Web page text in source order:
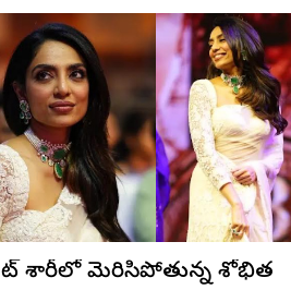
శారీలో మెరిసిపోతున్న శోభిత